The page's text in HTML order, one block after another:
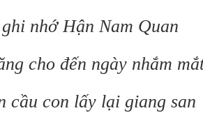
nhớ Hận Nam Quan
cho đến ngày nhắm
cầu con lấy lại giang san